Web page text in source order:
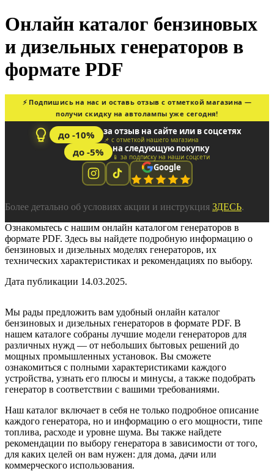
Онлайн каталог бензиновых
и дизельных генераторов в
формате PDF
⚡ Подпишись на нас и оставь отзыв с отметкой магазина —
получи скидку на автолампы уже сегодня!
до -10% за отзыв на сайте или в соцсетях
📌 с отметкой нашего магазина
до -5% на следующую покупку
📱 за подписку на наши соцсети
Google
Более детально об условиях акции и инструкция ЗДЕСЬ.
Ознакомьтесь с нашим онлайн каталогом генераторов в
формате PDF. Здесь вы найдете подробную информацию о
бензиновых и дизельных моделях генераторов, их
технических характеристиках и рекомендациях по выбору.
Дата публикации 14.03.2025.
Мы рады предложить вам удобный онлайн каталог
бензиновых и дизельных генераторов в формате PDF. В
нашем каталоге собраны лучшие модели генераторов для
различных нужд — от небольших бытовых решений до
мощных промышленных установок. Вы сможете
ознакомиться с полными характеристиками каждого
устройства, узнать его плюсы и минусы, а также подобрать
генератор в соответствии с вашими требованиями.
Наш каталог включает в себя не только подробное описание
каждого генератора, но и информацию о его мощности, типе
топлива, расходе и уровне шума. Вы также найдете
рекомендации по выбору генератора в зависимости от того,
для каких целей он вам нужен: для дома, дачи или
коммерческого использования.